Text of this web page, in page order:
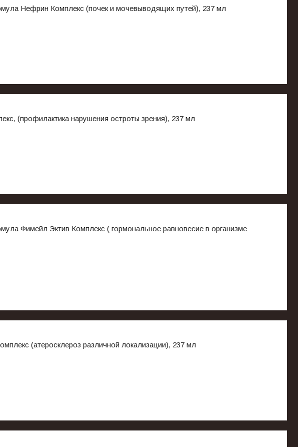
Нефрин Комплекс (почек и мочевыводящих путей), 237 мл
(профилактика нарушения остроты зрения), 237 мл
Фимейл Эктив Комплекс ( гормональное равновесие в организме
(атеросклероз различной локализации), 237 мл